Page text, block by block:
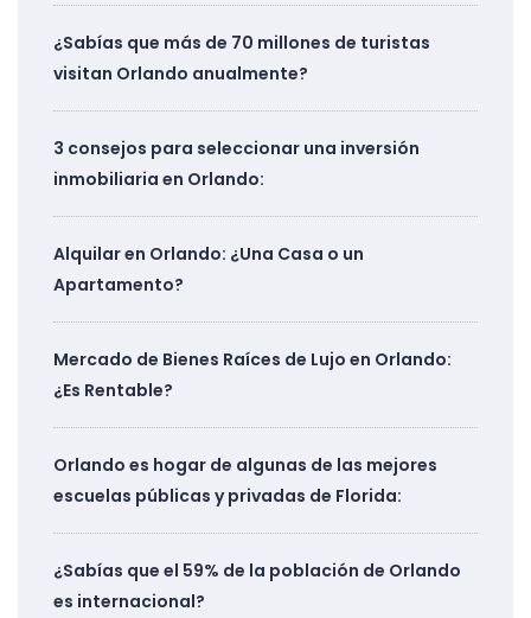
¿Sabías que más de 70 millones de turistas
visitan Orlando anualmente?
3 consejos para seleccionar una inversión
inmobiliaria en Orlando:
Alquilar en Orlando: ¿Una Casa o un
Apartamento?
Mercado de Bienes Raíces de Lujo en Orlando:
¿Es Rentable?
Orlando es hogar de algunas de las mejores
escuelas públicas y privadas de Florida:
¿Sabías que el 59% de la población de Orlando
es internacional?